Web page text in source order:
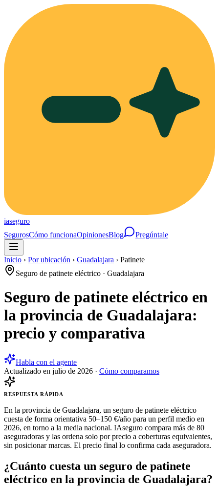
iaseguro
SegurosCómo funcionaOpinionesBlog Pregúntale
Inicio › Por ubicación › Guadalajara › Patinete
Seguro de patinete eléctrico · Guadalajara
Seguro de patinete eléctrico en
la provincia de Guadalajara:
precio y comparativa
Habla con el agente
Actualizado en julio de 2026 · Cómo comparamos
RESPUESTA RÁPIDA
En la provincia de Guadalajara, un seguro de patinete eléctrico
cuesta de forma orientativa 50–150 €/año para un perfil medio en
2026, en torno a la media nacional. IAseguro compara más de 80
aseguradoras y las ordena solo por precio a coberturas equivalentes,
sin posicionar marcas. El precio final lo confirma cada aseguradora.
¿Cuánto cuesta un seguro de patinete
eléctrico en la provincia de Guadalajara?